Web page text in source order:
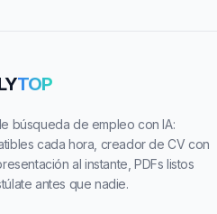
TOP
búsqueda de empleo con IA:
cada hora, creador de CV con
al instante, PDFs listos
antes que nadie.